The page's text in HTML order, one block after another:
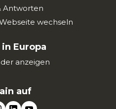
Antworten
wechseln
Europa
anzeigen
auf